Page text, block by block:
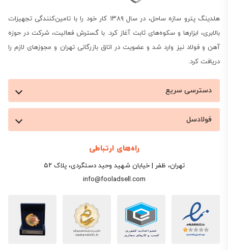
هلدینگ پترو سازه ساحل، در سال ۱۳۸۹ کار خود را با تامین‌کنندگی تجهیزات
بالابری، ابزارها و سکوه‌های ثابت آغاز کرد. با گسترش فعالیت، شرکت در حوزه
آهن و فولاد نیز وارد شد و عضویت در اتاق بازرگانی تهران و مجوزهای لازم را
دریافت کرد.
دسترسی سریع
فولادسل
راه‌های ارتباطی
تهران، ظفر | خیابان شهید وحید دستگردی، پلاک ۵۲
info@fooladsell.com